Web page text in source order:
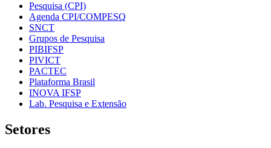
Pesquisa (CPI)
Agenda CPI/COMPESQ
SNCT
Grupos de Pesquisa
PIBIFSP
PIVICT
PACTEC
Plataforma Brasil
INOVA IFSP
Lab. Pesquisa e Extensão
Setores